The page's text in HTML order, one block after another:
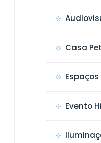
Casa
Evento